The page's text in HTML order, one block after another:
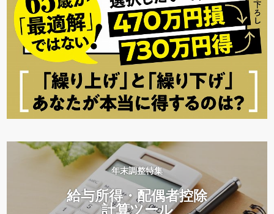
年末調整特集
給与所得・配偶者控除
計算ツール